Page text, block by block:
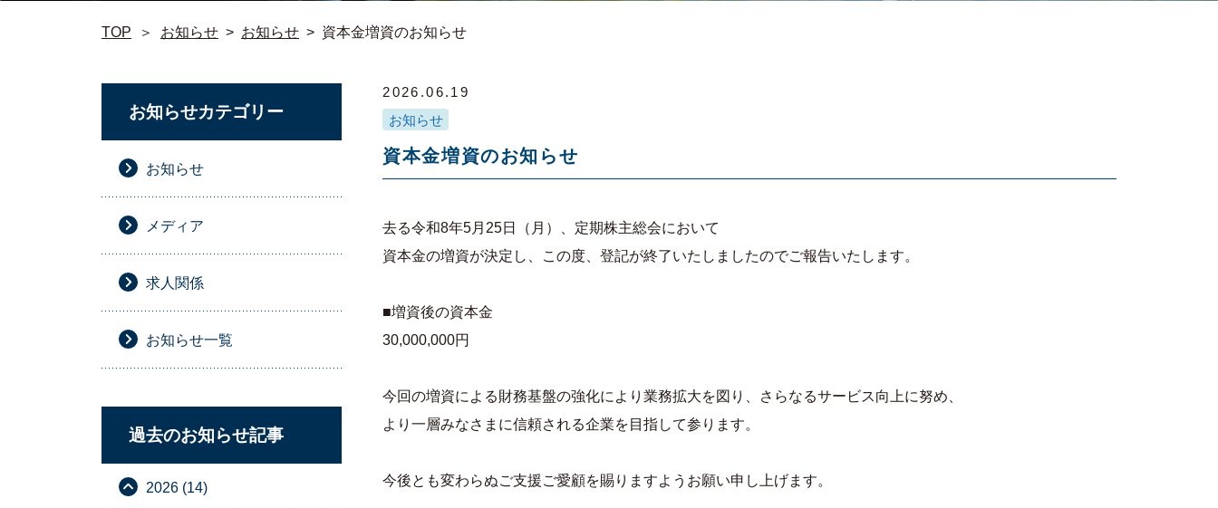
TOP ＞ お知らせ > お知らせ > 資本金増資のお知らせ
2026.06.19
お知らせ
資本金増資のお知らせ
去る令和8年5月25日（月）、定期株主総会において
資本金の増資が決定し、この度、登記が終了いたしましたのでご報告いたします。
■増資後の資本金
30,000,000円
今回の増資による財務基盤の強化により業務拡大を図り、さらなるサービス向上に努め、
より一層みなさまに信頼される企業を目指して参ります。
今後とも変わらぬご支援ご愛顧を賜りますようお願い申し上げます。
お知らせカテゴリー
お知らせ
メディア
求人関係
お知らせ一覧
過去のお知らせ記事
2026 (14)